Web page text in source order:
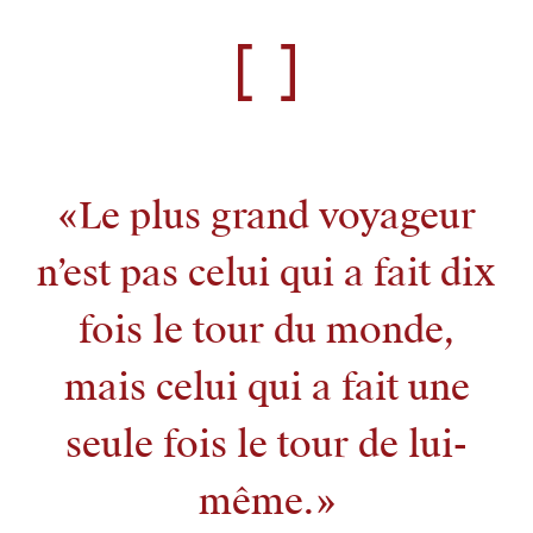
Le plus grand voyageur
n’est pas celui qui a fait dix
fois le tour du monde,
mais celui qui a fait une
seule fois le tour de lui-
même.